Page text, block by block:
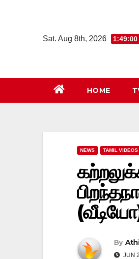
Sat. Aug 8th, 2026 1:49:01
HOME
NEWS TAMIL VIDEOS
By
JUN